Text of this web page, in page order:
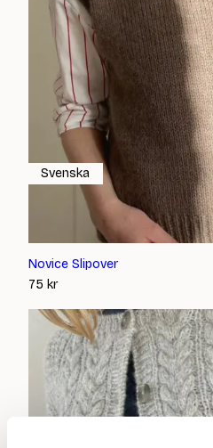
Novice Slipover
75 kr
Svenska